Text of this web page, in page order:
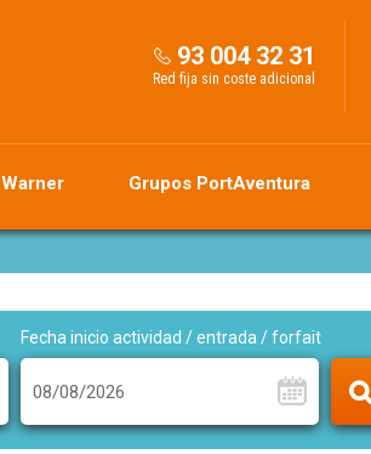
93 004 32 31
Red fija sin coste adicional
Warner Grupos PortAventura
Fecha inicio actividad / entrada / forfait